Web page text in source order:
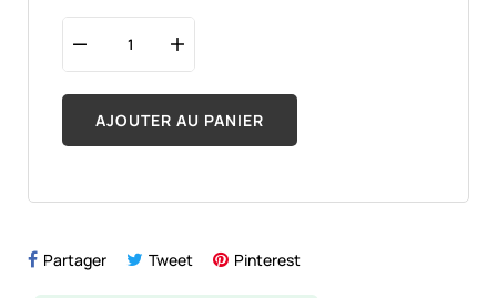
AJOUTER AU PANIER
Partager Tweet Pinterest